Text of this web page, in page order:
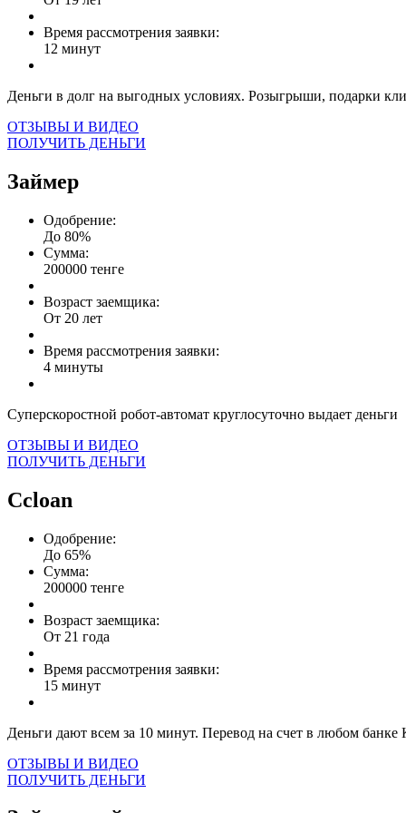
Время рассмотрения заявки:
12 минут
Деньги в долг на выгодных условиях. Розыгрыши, подарки
ОТЗЫВЫ И ВИДЕО
ПОЛУЧИТЬ ДЕНЬГИ
Займер
Одобрение:
До 80%
Сумма:
200000 тенге
Возраст заемщика:
От 20 лет
Время рассмотрения заявки:
4 минуты
Суперскоростной робот-автомат круглосуточно выдает деньги
ОТЗЫВЫ И ВИДЕО
ПОЛУЧИТЬ ДЕНЬГИ
Ccloan
Одобрение:
До 65%
Сумма:
200000 тенге
Возраст заемщика:
От 21 года
Время рассмотрения заявки:
15 минут
Деньги дают всем за 10 минут. Перевод на счет в любом банке
ОТЗЫВЫ И ВИДЕО
ПОЛУЧИТЬ ДЕНЬГИ